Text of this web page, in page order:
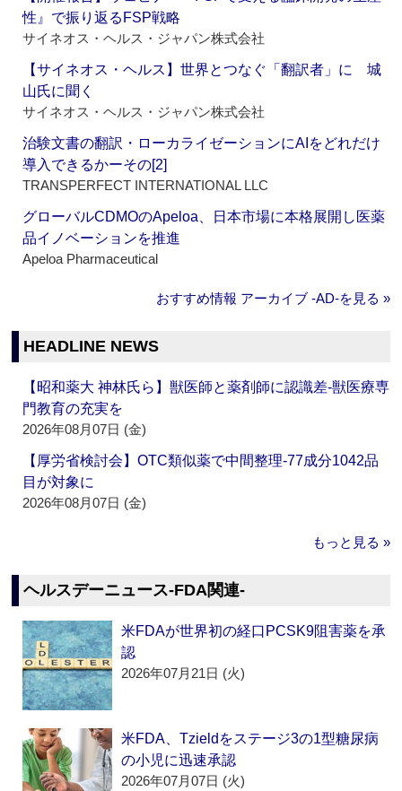
性』で振り返るFSP戦略
サイネオス・ヘルス・ジャパン株式会社
【サイネオス・ヘルス】世界とつなぐ「翻訳者」に 城
山氏に聞く
サイネオス・ヘルス・ジャパン株式会社
治験文書の翻訳・ローカライゼーションにAIをどれだけ
導入できるかーその[2]
TRANSPERFECT INTERNATIONAL LLC
グローバルCDMOのApeloa、日本市場に本格展開し医薬
品イノベーションを推進
Apeloa Pharmaceutical
おすすめ情報 アーカイブ ‐AD‐を見る »
HEADLINE NEWS
【昭和薬大 神林氏ら】獣医師と薬剤師に認識差‐獣医療専
門教育の充実を
2026年08月07日 (金)
【厚労省検討会】OTC類似薬で中間整理‐77成分1042品
目が対象に
2026年08月07日 (金)
もっと見る »
ヘルスデーニュース‐FDA関連‐
米FDAが世界初の経口PCSK9阻害薬を承
認
2026年07月21日 (火)
米FDA、Tzieldをステージ3の1型糖尿病
の小児に迅速承認
2026年07月07日 (火)